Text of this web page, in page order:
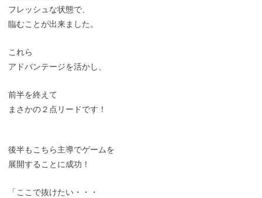
フレッシュな状態で、
臨むことが出来ました。
これら
アドバンテージを活かし、
前半を終えて
まさかの２点リードです！
後半もこちら主導でゲームを
展開することに成功！
「ここで抜けたい・・・